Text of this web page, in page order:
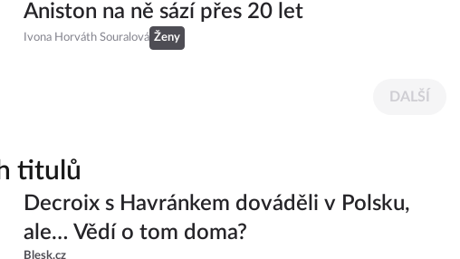
Aniston na ně sází přes 20 let
Ivona Horváth Souralová Ženy
DALŠÍ
titulů
Decroix s Havránkem dováděli v Polsku,
ale… Vědí o tom doma?
Blesk.cz